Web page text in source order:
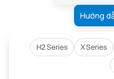
Hướng
H2 Series X Series